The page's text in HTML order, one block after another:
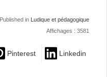
Published in
Ludique et pédagogique
Affichages : 3581
Pinterest Linkedin